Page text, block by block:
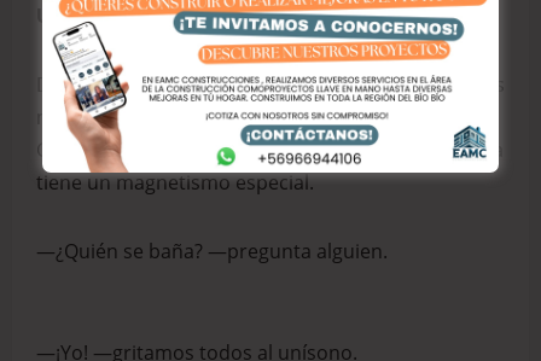
Una playa llamada Infiernillo
De pronto, el recuerdo me arrastra hacia el mar. Es
mediodía y el sol calienta con fuerza la arena de la
Caleta Infiernillo. El mar está en calma, pero ese día
tiene un magnetismo especial.
—¿Quién se baña? —pregunta alguien.
—¡Yo! —gritamos todos al unísono.